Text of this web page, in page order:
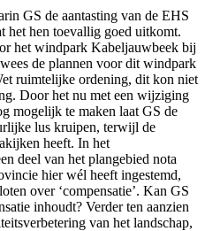
GS de aantasting van de EHS
het hen toevallig goed uitkomt.
het windpark Kabeljauwbeek bij
de plannen voor dit windpark
ruimtelijke ordening, dit kon niet
Door het nu met een wijziging
mogelijk te maken laat GS de
lus kruipen, terwijl de
heeft. In het
deel van het plangebied nota
hier wél heeft ingestemd,
over ‘compensatie’. Kan GS
inhoudt? Verder ten aanzien
van het landschap,